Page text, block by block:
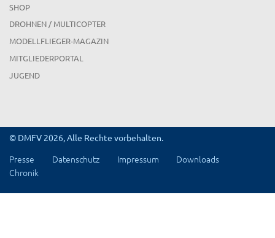
SHOP
DROHNEN / MULTICOPTER
MODELLFLIEGER-MAGAZIN
MITGLIEDERPORTAL
JUGEND
© DMFV 2026, Alle Rechte vorbehalten.
Presse Datenschutz Impressum
Downloads
Chronik